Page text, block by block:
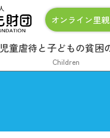
オンライン里親
児童虐待と子どもの貧困
Children